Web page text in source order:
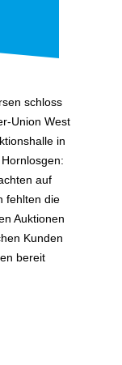
schloss
Union West
in
auf
fehlten die
Auktionen
Kunden
bereit